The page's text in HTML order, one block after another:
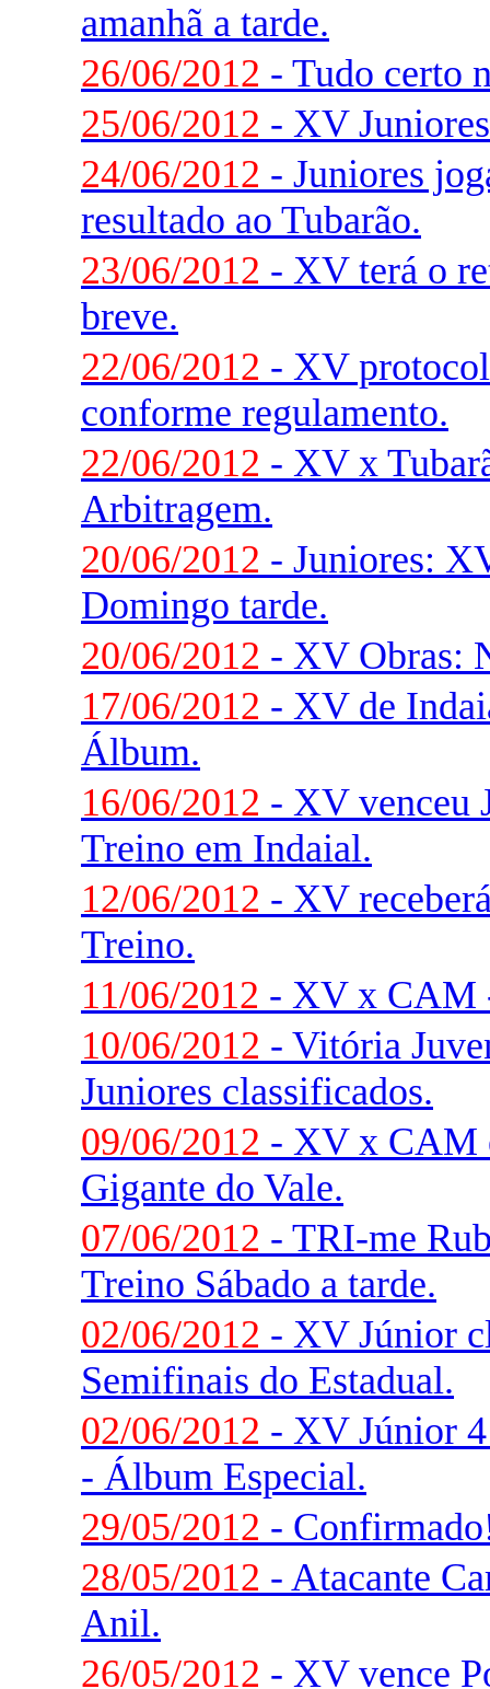
amanhã a tarde.
26/06/2012 - Tudo certo
25/06/2012 - XV
24/06/2012 - Juniores
resultado ao Tubarão.
23/06/2012 - XV terá o
breve.
22/06/2012 - XV
conforme regulamento.
22/06/2012 - XV x
Arbitragem.
20/06/2012 - Juniores:
Domingo tarde.
20/06/2012 - XV Obras:
17/06/2012 - XV de
Álbum.
16/06/2012 - XV venceu
Treino em Indaial.
12/06/2012 - XV
Treino.
11/06/2012 - XV x CAM
10/06/2012 - Vitória
Juniores classificados.
09/06/2012 - XV x CAM
Gigante do Vale.
07/06/2012 - TRI-me
Treino Sábado a tarde.
02/06/2012 - XV Júnior
Semifinais do Estadual.
02/06/2012 - XV Júnior 4
- Álbum Especial.
29/05/2012 -
28/05/2012 - Atacante
Anil.
26/05/2012 - XV vence